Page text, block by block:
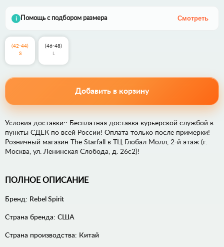
i Помощь с подбором размера Смотреть
S
(42-44)
L
(46-48)
Добавить в корзину
Условия доставки:: Бесплатная доставка курьерской службой в
пункты СДЕК по всей России! Оплата только после примерки!
Розничный магазин The Starfall в ТЦ Глобал Молл, 2-й этаж (г.
Москва, ул. Ленинская Слобода, д. 26с2)!
ПОЛНОЕ ОПИСАНИЕ
Бренд: Rebel Spirit
Страна бренда: США
Страна производства: Китай